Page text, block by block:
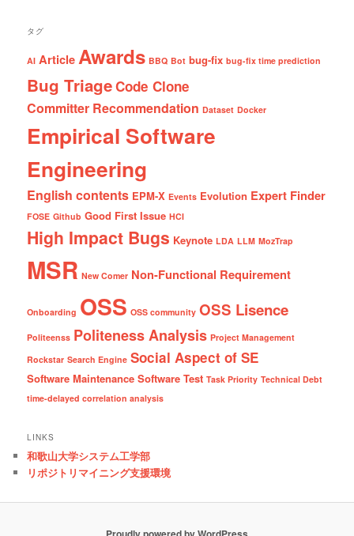
タグ
AI Article Awards BBQ Bot bug-fix bug-fix time prediction
Bug TriageCode Clone
Committer Recommendation Dataset Docker
Empirical Software
Engineering
English contents EPM-X Events Evolution Expert Finder
FOSE Github Good First Issue HCI
High Impact Bugs Keynote LDA LLM MozTrap
MSR New Comer Non-Functional Requirement
Onboarding OSS OSS community OSS Lisence
Politeenss Politeness Analysis Project Management
Rockstar Search Engine Social Aspect of SE
Software Maintenance Software Test Task Priority Technical Debt
time-delayed correlation analysis
LINKS
和歌山大学システム工学部
リポジトリマイニング支援環境